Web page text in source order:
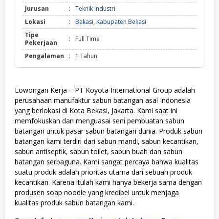
Jurusan
:
Teknik Industri
Lokasi
: Bekasi, Kabupaten Bekasi
Tipe
Pekerjaan
: Full Time
Pengalaman : 1 Tahun
Lowongan Kerja – PT Koyota International Group adalah
perusahaan manufaktur sabun batangan asal Indonesia
yang berlokasi di Kota Bekasi, Jakarta. Kami saat ini
memfokuskan dan menguasai seni pembuatan sabun
batangan untuk pasar sabun batangan dunia. Produk sabun
batangan kami terdiri dari sabun mandi, sabun kecantikan,
sabun antiseptik, sabun toilet, sabun buah dan sabun
batangan serbaguna. Kami sangat percaya bahwa kualitas
suatu produk adalah prioritas utama dari sebuah produk
kecantikan. Karena itulah kami hanya bekerja sama dengan
produsen soap noodle yang kredibel untuk menjaga
kualitas produk sabun batangan kami.